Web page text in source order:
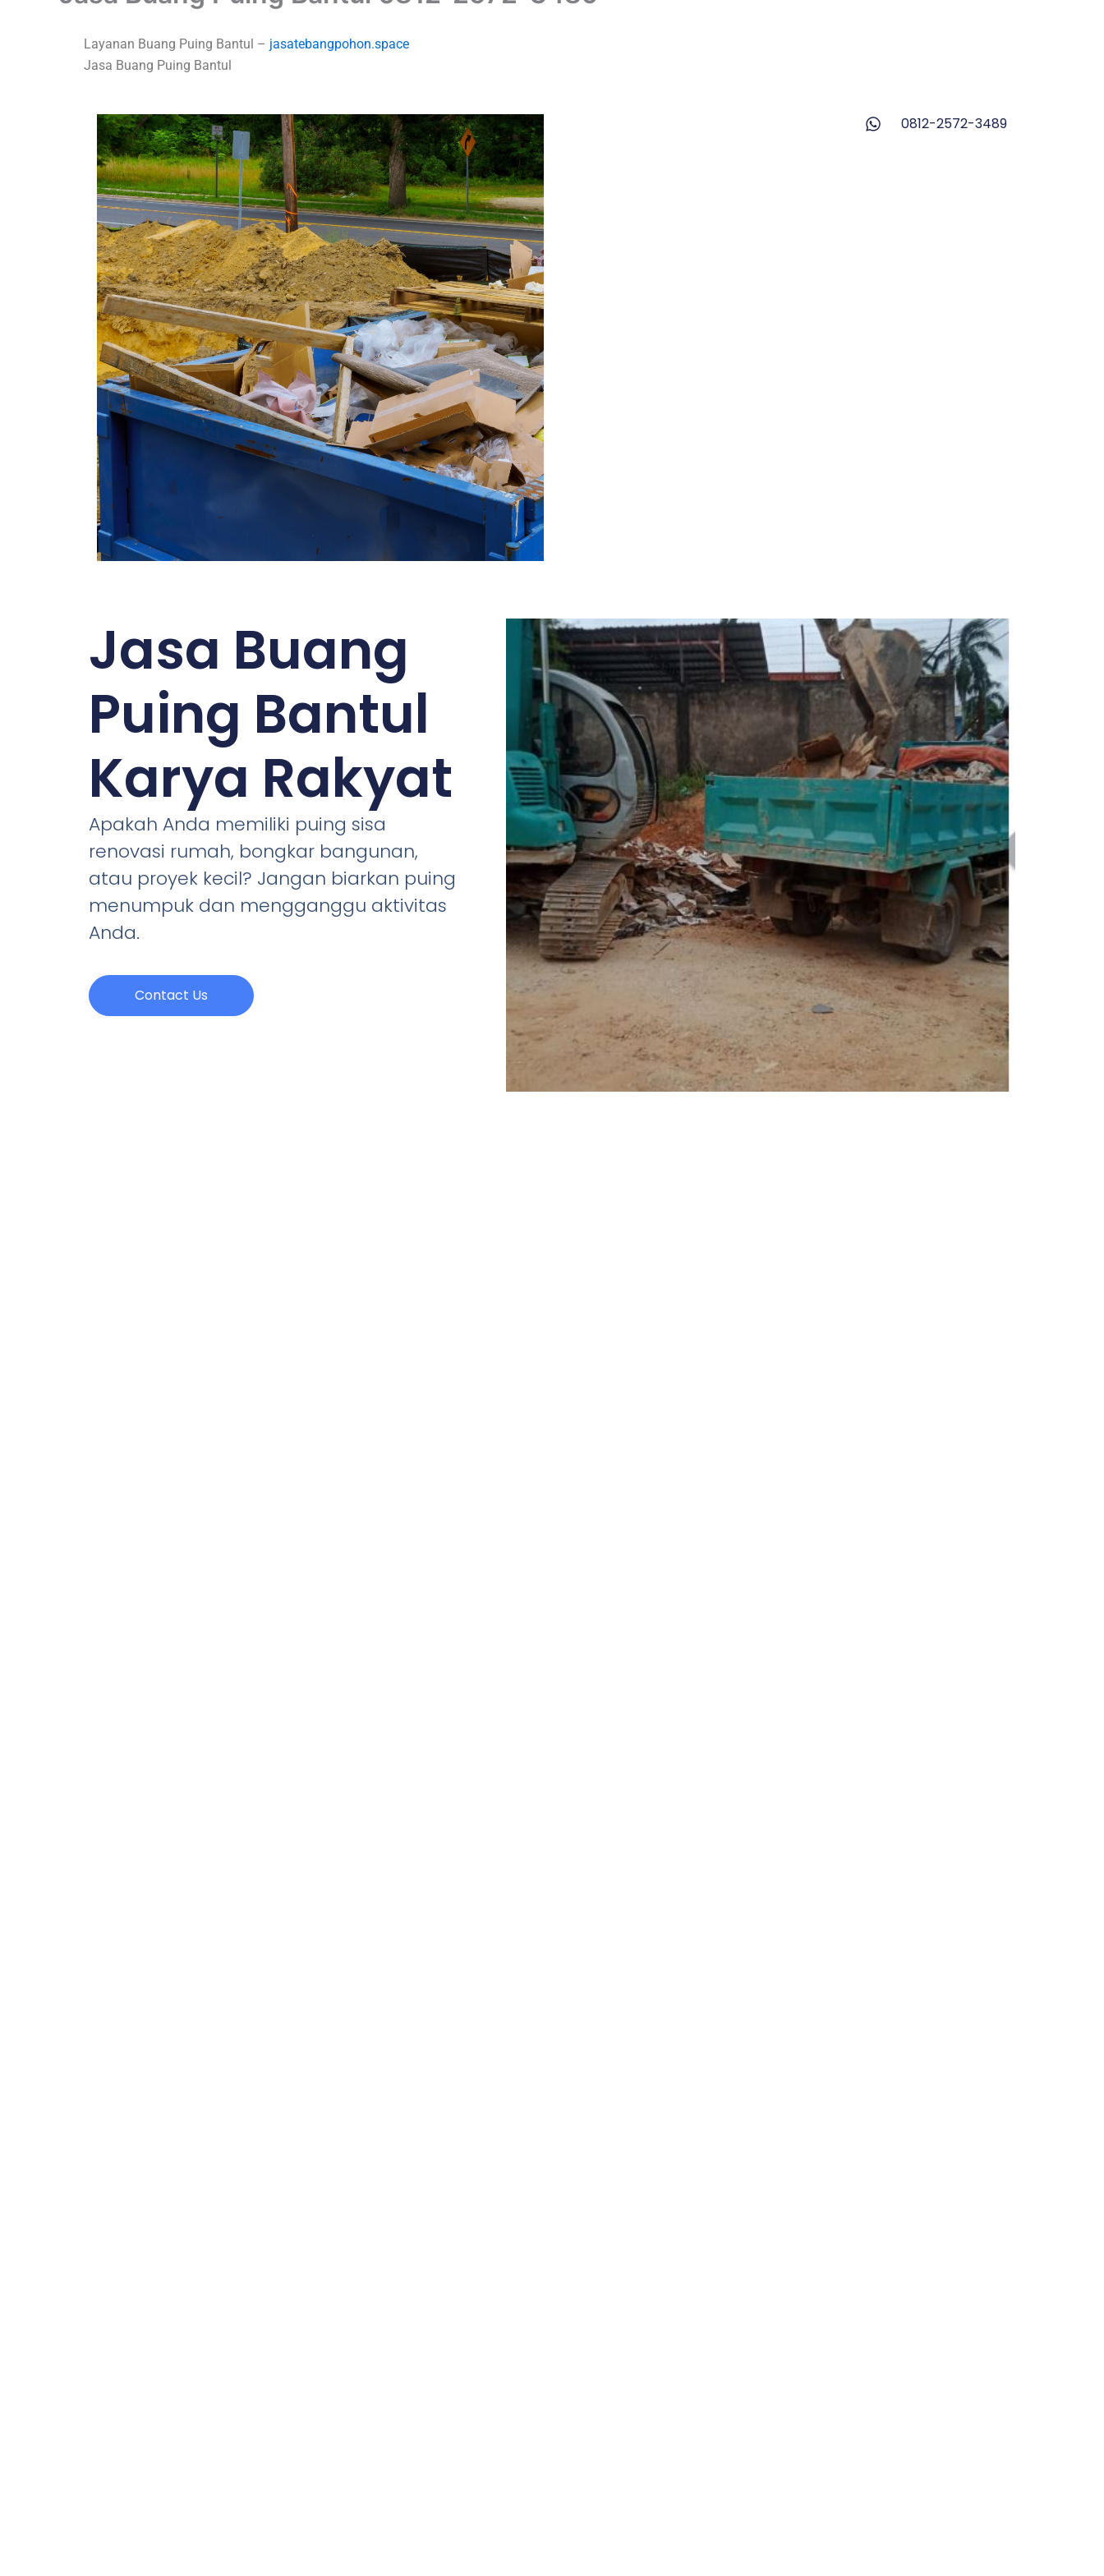
Layanan Buang Puing Bantul – jasatebangpohon.space
Jasa Buang Puing Bantul
0812-2572-3489
Jasa Buang
Puing Bantul
Karya Rakyat
Apakah Anda memiliki puing sisa
renovasi rumah, bongkar bangunan,
atau proyek kecil? Jangan biarkan puing
menumpuk dan mengganggu aktivitas
Anda.
Contact Us